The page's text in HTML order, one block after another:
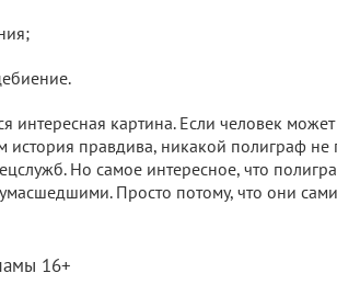
интересная картина. Если человек
история правдива, никакой полиграф не
Но самое интересное, что
Просто потому, что они
16+